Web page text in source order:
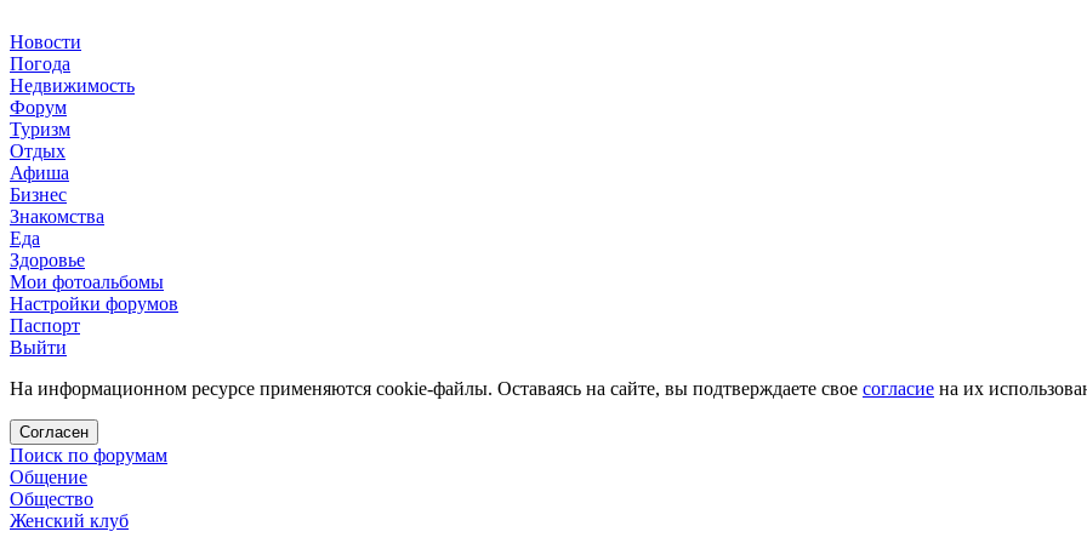
Новости
Погода
Недвижимость
Форум
Туризм
Отдых
Афиша
Бизнес
Знакомства
Еда
Здоровье
Мои фотоальбомы
Настройки форумов
Паспорт
Выйти
На информационном ресурсе применяются cookie-файлы. Оставаясь на сайте, вы подтверждаете свое согласие на их
Согласен
Поиск по форумам
Общение
Общество
Женский клуб